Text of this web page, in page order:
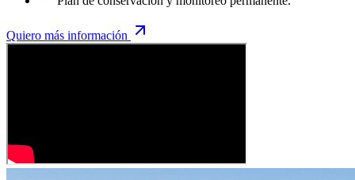
Quiero más información